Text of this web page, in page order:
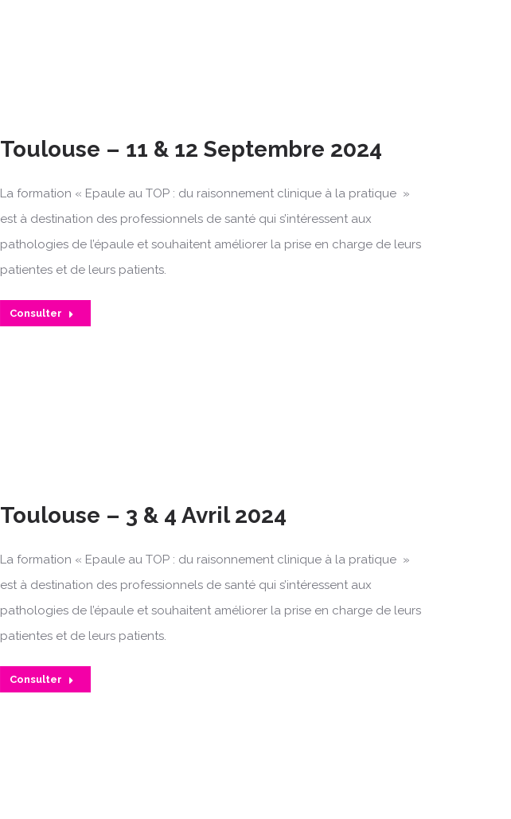
Toulouse – 11 & 12 Septembre 2024
La formation « Epaule au TOP : du raisonnement clinique à la pratique »
est à destination des professionnels de santé qui s’intéressent aux
pathologies de l’épaule et souhaitent améliorer la prise en charge de leurs
patientes et de leurs patients.
Consulter
Toulouse – 3 & 4 Avril 2024
La formation « Epaule au TOP : du raisonnement clinique à la pratique »
est à destination des professionnels de santé qui s’intéressent aux
pathologies de l’épaule et souhaitent améliorer la prise en charge de leurs
patientes et de leurs patients.
Consulter